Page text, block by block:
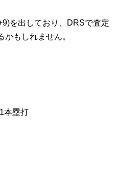
を出しており、DRSで査定
もしれません。
本塁打